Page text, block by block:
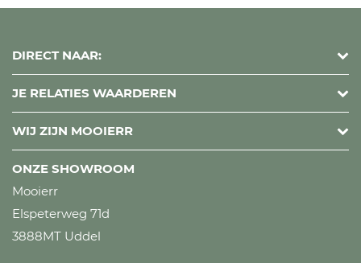
DIRECT NAAR:
JE RELATIES WAARDEREN
WIJ ZIJN MOOIERR
ONZE SHOWROOM
Mooierr
Elspeterweg 71d
3888MT Uddel